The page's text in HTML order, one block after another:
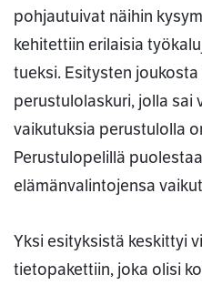
pohjautuivat näihin
kehitettiin erilaisia
tueksi. Esitysten
perustulolaskuri, jolla sai
vaikutuksia perustulolla
Perustulopelillä
elämänvalintojensa
Yksi esityksistä keskittyi
tietopakettiin, joka olisi